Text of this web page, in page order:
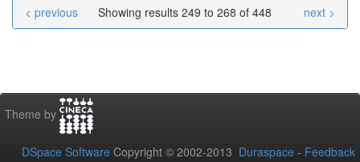
Showing results 249 to 268 of 448
< previous next >
Theme by
DSpace Software Copyright © 2002-2013 Duraspace - Feedback